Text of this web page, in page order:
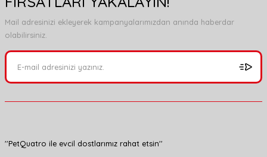
Mail adresinizi ekleyerek kampanyalarımızdan anında haberdar
olabilirsiniz.
''PetQuatro ile evcil dostlarımız rahat etsin''